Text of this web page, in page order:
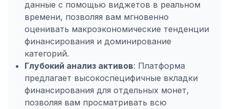
данные с помощью виджетов в реальном
времени, позволяя вам мгновенно
оценивать макроэкономические тенденции
финансирования и доминирование
категорий.
Глубокий анализ активов: Платформа
предлагает высокоспецифичные вкладки
финансирования для отдельных монет,
позволяя вам просматривать всю